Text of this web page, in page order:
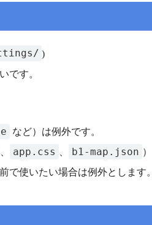
)
です。
など）は例外です。
app.css b1-map.json ）
で使いたい場合は例外とします。